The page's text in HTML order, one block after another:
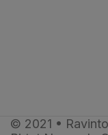
© 2021 •